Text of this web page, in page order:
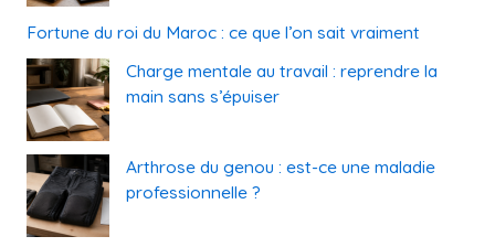
Fortune du roi du Maroc : ce que l’on sait vraiment
Charge mentale au travail : reprendre la
main sans s’épuiser
Arthrose du genou : est-ce une maladie
professionnelle ?